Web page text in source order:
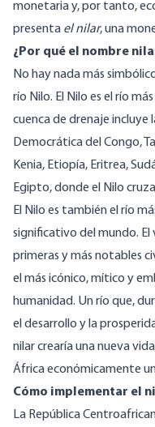
monetaria y, por tanto,
presenta el nilar, una
¿Por qué el nombre
No hay nada más
río Nilo. El Nilo es el río
cuenca de drenaje incluye
Democrática del Congo,
Kenia, Etiopía, Eritrea,
Egipto, donde el Nilo
El Nilo es también el río
significativo del mundo. El
primeras y más notables
el más icónico, mítico y
humanidad. Un río que,
el desarrollo y la
nilar crearía una nueva
África económicamente
Cómo implementar el
La República